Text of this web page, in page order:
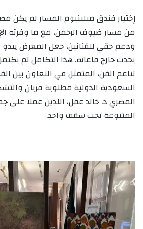
إختيار فندق ميلينيوم المسار لم يكن
من مسار ضيوف الرحمن، مع ما وفرته
ودعم حقي للفنانين، جعل المعرض يبدو
يحدث خارج قاعاته. هذا التكامل لم
تناغم الفن، المتمثل في التعاون بين
السعودية الدولية مطلوبة قربان
المصري د. خالد عقل، اللذين عملا
المتنوعة تحت سقف واحد.